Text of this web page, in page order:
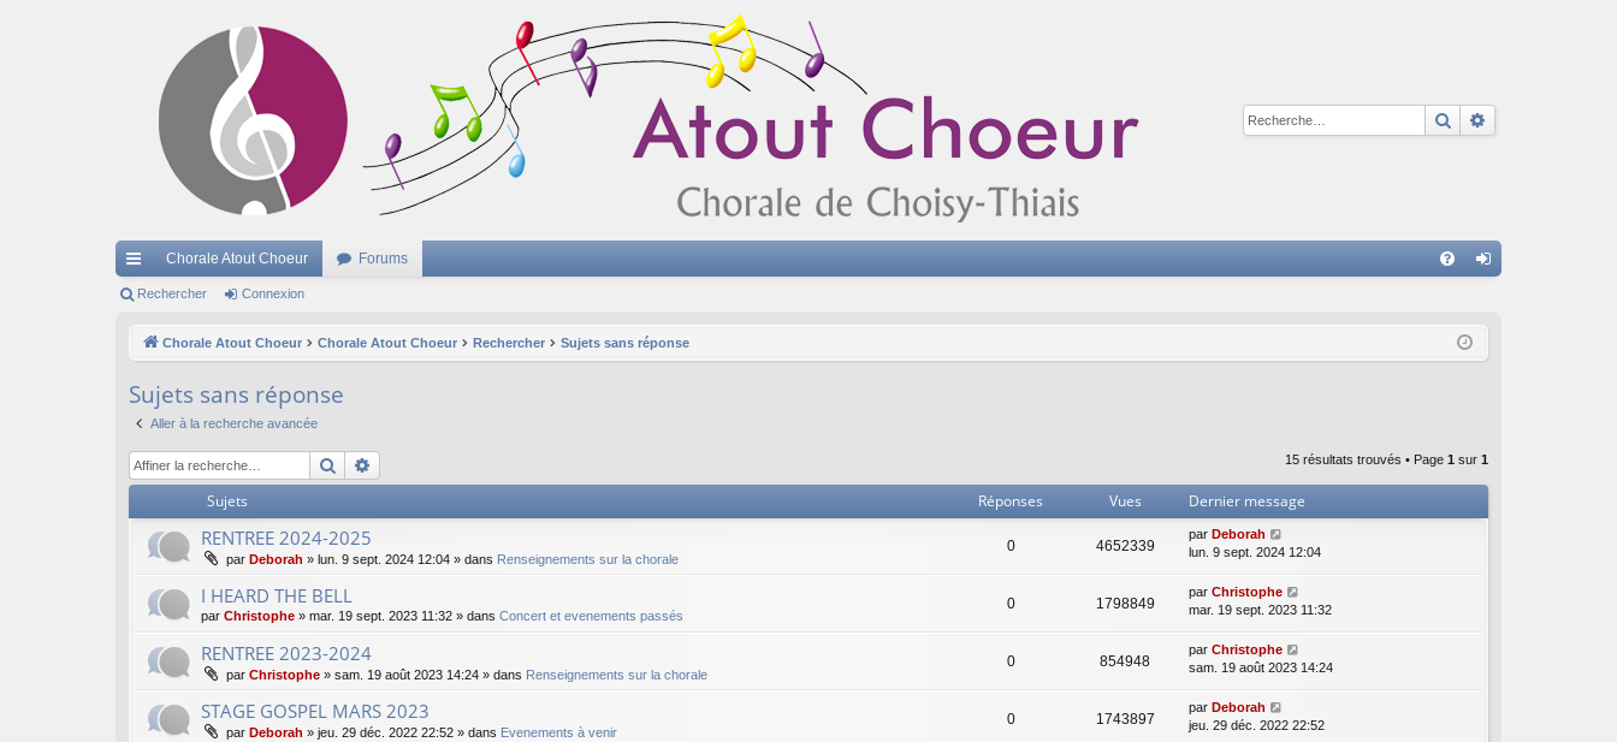
Rechercher
cc
pi
Chorale Atout Choeur Forums
ne
Rechercher Connexion
Chorale Atout Choeur Chorale Atout Choeur Rechercher Sujets sans réponse
Sujets sans réponse
Aller à la recherche avancée
Rechercher 15 résultats trouvés • Page 1 sur 1
Sujets Réponses Vues Dernier message
RENTREE 2024-2025
par Deborah » lun. 9 sept. 2024 12:04 » dans Renseignements sur la chorale
0 4652339
par Deborah
lun. 9 sept. 2024 12:04
I HEARD THE BELL
par Christophe » mar. 19 sept. 2023 11:32 » dans Concert et evenements passés
0 1798849
par Christophe
mar. 19 sept. 2023 11:32
RENTREE 2023-2024
par Christophe » sam. 19 août 2023 14:24 » dans Renseignements sur la chorale
0 854948
par Christophe
sam. 19 août 2023 14:24
STAGE GOSPEL MARS 2023
par Deborah » jeu. 29 déc. 2022 22:52 » dans Evenements à venir
0 1743897
par Deborah
jeu. 29 déc. 2022 22:52